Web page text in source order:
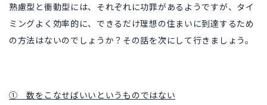
熟慮型と衝動型には、それぞれに功罪があるようですが、タイ
ミングよく効率的に、できるだけ理想の住まいに到達するため
の方法はないのでしょうか？その話を次にして行きましょう。
①数をこなせばいいというものではない